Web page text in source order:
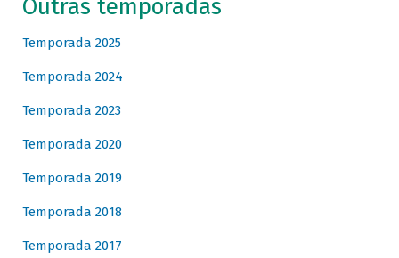
Outras temporadas
Temporada 2025
Temporada 2024
Temporada 2023
Temporada 2020
Temporada 2019
Temporada 2018
Temporada 2017